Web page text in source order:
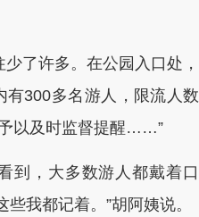
了许多。在公园入口处，
300多名游人，限流人数
以及时监督提醒……”
，大多数游人都戴着口
我都记着。”胡阿姨说。